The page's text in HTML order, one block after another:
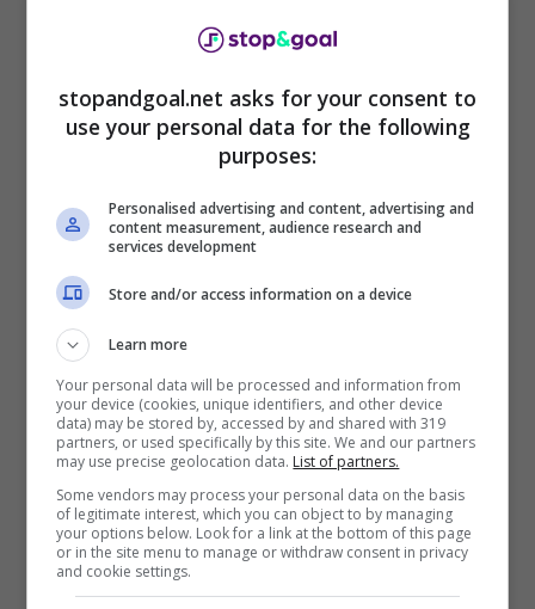
André Silva è un nuovo obiettivo di mercato
Il contratto del calciatore
Lipsia ha già aperto alla possibile cessione del
portoghese che non è considerato incedibile. La
sua valutazione si aggira tra
di euro
. Una cifra abbordabile per la Lazio che,
la prossima stagione, giocherà la Champions
League ed ha bisogno di una rosa lunga e
competitiva.
stopandgoal.net asks for your consent to
use your personal data for the following
purposes:
Personalised advertising and content, advertising and
content measurement, audience research and
services development
Store and/or access information on a device
Learn more
Your personal data will be processed and information from
your device (cookies, unique identifiers, and other device
data) may be stored by, accessed by and shared with 319
partners, or used specifically by this site. We and our partners
may use precise geolocation data. List of partners.
Some vendors may process your personal data on the basis
of legitimate interest, which you can object to by managing
your options below. Look for a link at the bottom of this page
or in the site menu to manage or withdraw consent in privacy
and cookie settings.